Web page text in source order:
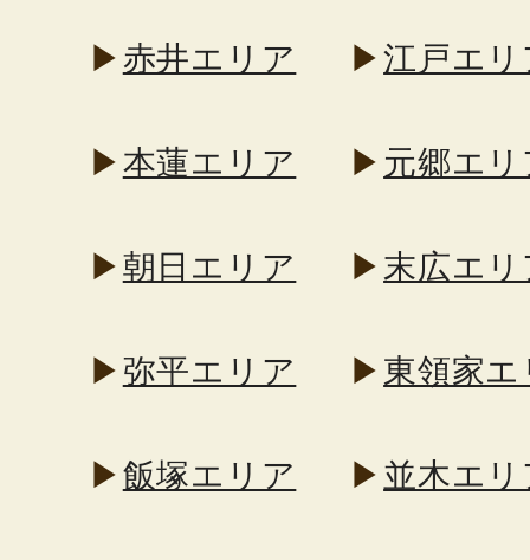
▶ 赤井エリア ▶江戸エリ
▶本蓮エリア ▶ 元郷エリ
▶朝日エリア ▶末広エリ
▶ 弥平エリア ▶ 東領家エ
▶飯塚エリア ▶ 並木エリ